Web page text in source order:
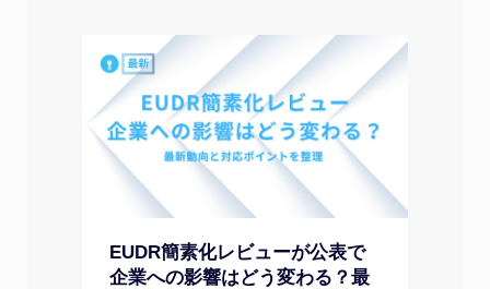
EUDR簡素化レビューが公表で
企業への影響はどう変わる？最